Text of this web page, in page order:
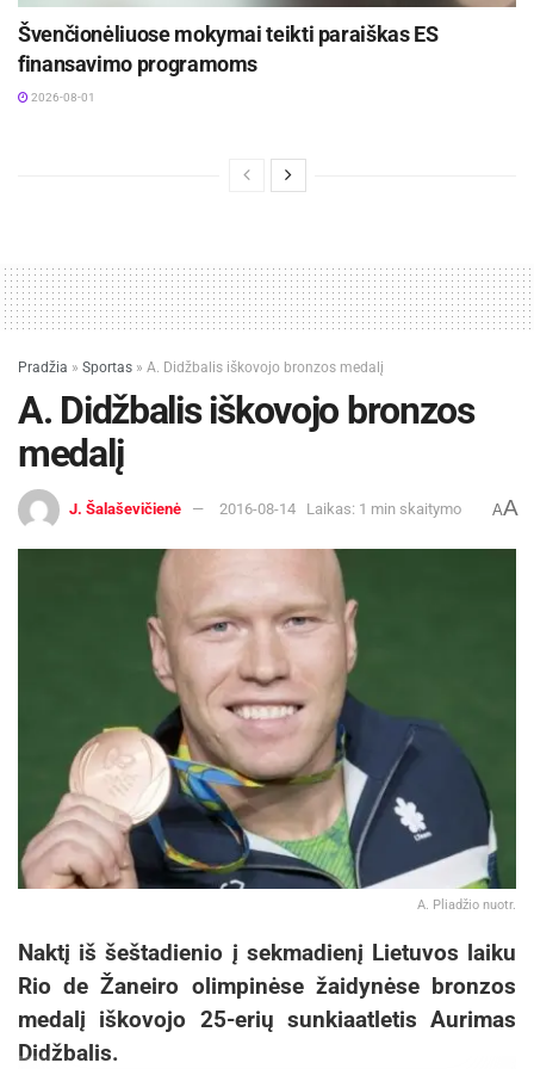
Švenčionėliuose mokymai teikti paraiškas ES
finansavimo programoms
2026-08-01
Pradžia » Sportas » A. Didžbalis iškovojo bronzos medalį
A. Didžbalis iškovojo bronzos
medalį
J. Šalaševičienė 2016-08-14 Laikas: 1 min skaitymo AA
A. Pliadžio nuotr.
Naktį iš šeštadienio į sekmadienį Lietuvos laiku
Rio de Žaneiro olimpinėse žaidynėse bronzos
medalį iškovojo 25-erių sunkiaatletis Aurimas
Didžbalis.